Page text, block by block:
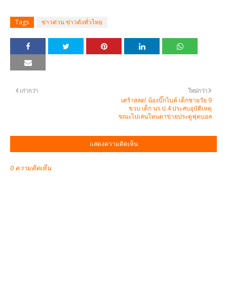
Tags ข่าวด่วน ข่าวดังทั่วไทย
ใหม่กว่า
เศร้าสลด! น้องบิ๊กไบค์ เด็กชายวัย 9
ขวบ เด็ก นร.ป.4 ประสบอุบัติเหตุ
ขณะไปเล่นโหนตาข่ายประตูฟุตบอล
เก่ากว่า
แสดงความคิดเห็น
0 ความคิดเห็น